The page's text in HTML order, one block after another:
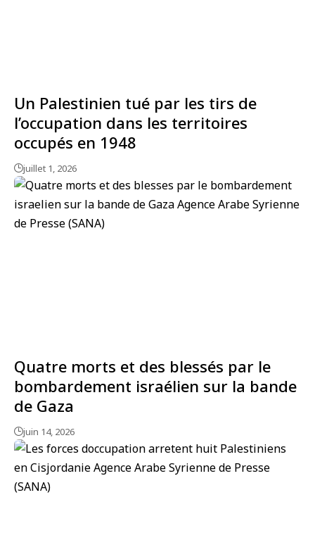
Un Palestinien tué par les tirs de
l’occupation dans les territoires
occupés en 1948
juillet 1, 2026
Quatre morts et des blessés par le
bombardement israélien sur la bande
de Gaza
juin 14, 2026